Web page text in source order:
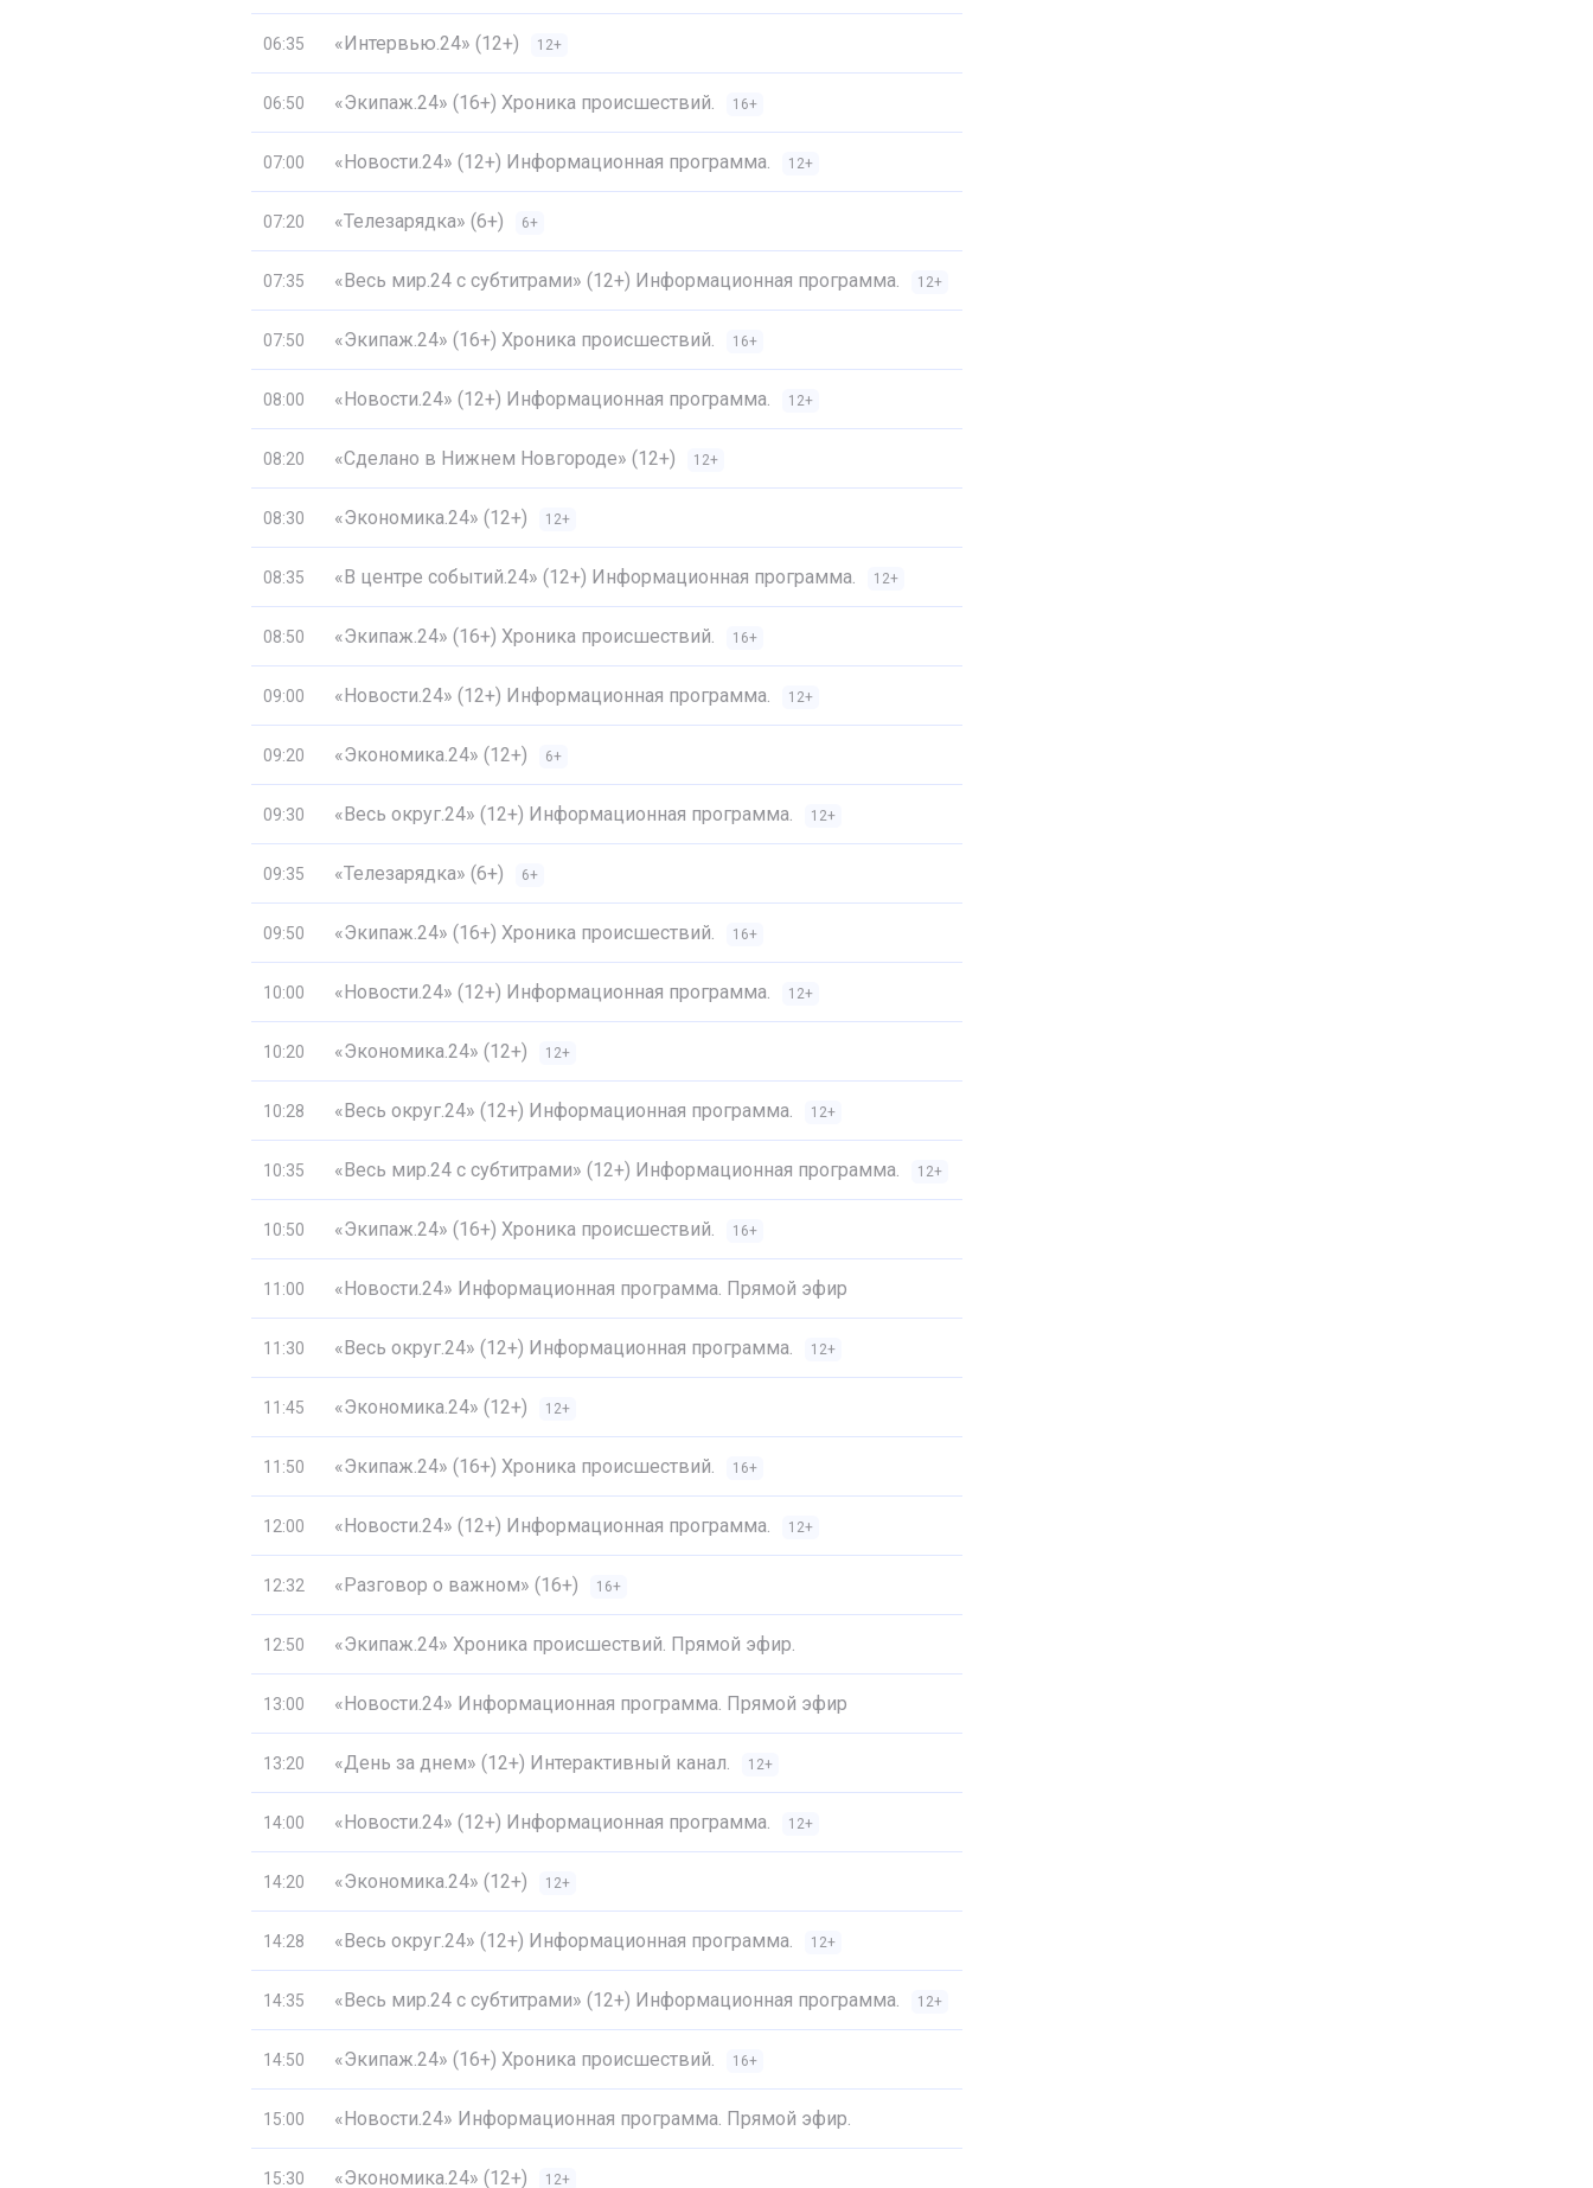
06:35 «Интервью.24» (12+) 12+
06:50 «Экипаж.24» (16+) Хроника происшествий. 16+
07:00 «Новости.24» (12+) Информационная программа. 12+
07:20 «Телезарядка» (6+) 6+
07:35 «Весь мир.24 с субтитрами» (12+) Информационная программа. 12+
07:50 «Экипаж.24» (16+) Хроника происшествий. 16+
08:00 «Новости.24» (12+) Информационная программа. 12+
08:20 «Сделано в Нижнем Новгороде» (12+) 12+
08:30 «Экономика.24» (12+) 12+
08:35 «В центре событий.24» (12+) Информационная программа. 12+
08:50 «Экипаж.24» (16+) Хроника происшествий. 16+
09:00 «Новости.24» (12+) Информационная программа. 12+
09:20 «Экономика.24» (12+) 6+
09:30 «Весь округ.24» (12+) Информационная программа. 12+
09:35 «Телезарядка» (6+) 6+
09:50 «Экипаж.24» (16+) Хроника происшествий. 16+
10:00 «Новости.24» (12+) Информационная программа. 12+
10:20 «Экономика.24» (12+) 12+
10:28 «Весь округ.24» (12+) Информационная программа. 12+
10:35 «Весь мир.24 с субтитрами» (12+) Информационная программа. 12+
10:50 «Экипаж.24» (16+) Хроника происшествий. 16+
11:00 «Новости.24» Информационная программа. Прямой эфир
11:30 «Весь округ.24» (12+) Информационная программа. 12+
11:45 «Экономика.24» (12+) 12+
11:50 «Экипаж.24» (16+) Хроника происшествий. 16+
12:00 «Новости.24» (12+) Информационная программа. 12+
12:32 «Разговор о важном» (16+) 16+
12:50 «Экипаж.24» Хроника происшествий. Прямой эфир.
13:00 «Новости.24» Информационная программа. Прямой эфир
13:20 «День за днем» (12+) Интерактивный канал. 12+
14:00 «Новости.24» (12+) Информационная программа. 12+
14:20 «Экономика.24» (12+) 12+
14:28 «Весь округ.24» (12+) Информационная программа. 12+
14:35 «Весь мир.24 с субтитрами» (12+) Информационная программа. 12+
14:50 «Экипаж.24» (16+) Хроника происшествий. 16+
15:00 «Новости.24» Информационная программа. Прямой эфир.
15:30 «Экономика.24» (12+) 12+